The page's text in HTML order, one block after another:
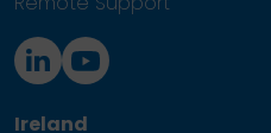
Ireland